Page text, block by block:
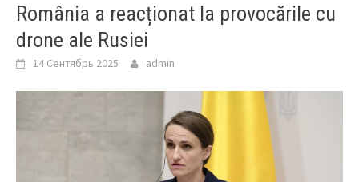
România a reacționat la provocările cu
drone ale Rusiei
14 Сентябрь 2025 admin